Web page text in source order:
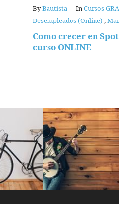
ByBautista | InCursos
Desempleados (Online) ,
Como crecer en
curso ONLINE